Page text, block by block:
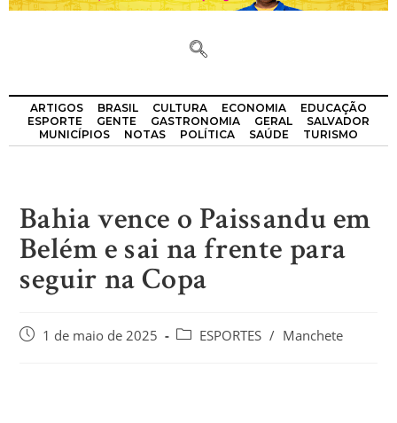
ARTIGOS BRASIL CULTURA ECONOMIA
EDUCAÇÃO
ESPORTE
GENTE GASTRONOMIA GERAL
SALVADOR
MUNICÍPIOS
NOTAS POLÍTICA SAÚDE TURISMO
Bahia vence o Paissandu em
Belém e sai na frente para
seguir na Copa
1 de maio de 2025 ESPORTES / Manchete